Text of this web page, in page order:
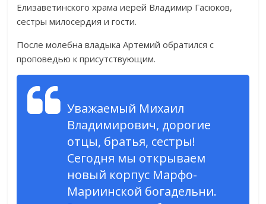
Елизаветинского храма иерей Владимир Гасюков,
сестры милосердия и гости.
После молебна владыка Артемий обратился с
проповедью к присутствующим.
Уважаемый Михаил
Владимирович, дорогие
отцы, братья, сестры!
Сегодня мы открываем
новый корпус Марфо-
Мариинской богадельни.